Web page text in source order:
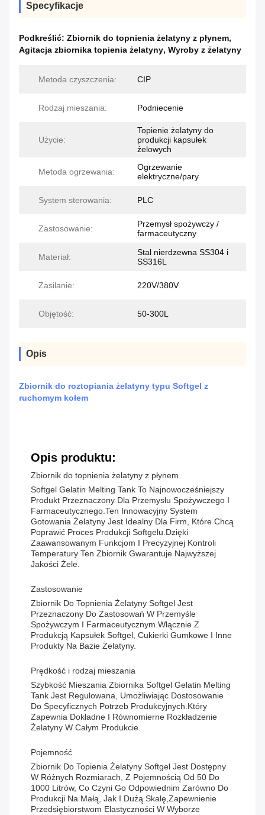
Specyfikacje
Podkreślić: Zbiornik do topnienia żelatyny z płynem,
Agitacja zbiornika topienia żelatyny, Wyroby z żelatyny
Metoda czyszczenia: CIP
Rodzaj mieszania: Podniecenie
Użycie:
Topienie żelatyny do
produkcji kapsułek
żelowych
Metoda ogrzewania:
Ogrzewanie
elektryczne/pary
System sterowania: PLC
Zastosowanie:
Przemysł spożywczy /
farmaceutyczny
Materiał:
Stal nierdzewna SS304 i
SS316L
Zasilanie: 220V/380V
Objętość: 50-300L
Opis
Zbiornik do roztopiania żelatyny typu Softgel z
ruchomym kołem
Opis produktu:
Zbiornik do topnienia żelatyny z płynem
Softgel Gelatin Melting Tank To Najnowocześniejszy
Produkt Przeznaczony Dla Przemysłu Spożywczego I
Farmaceutycznego.Ten Innowacyjny System
Gotowania Żelatyny Jest Idealny Dla Firm, Które Chcą
Poprawić Proces Produkcji Softgelu.Dzięki
Zaawansowanym Funkcjom I Precyzyjnej Kontroli
Temperatury Ten Zbiornik Gwarantuje Najwyższej
Jakości Żele.
Zastosowanie
Zbiornik Do Topnienia Żelatyny Softgel Jest
Przeznaczony Do Zastosowań W Przemyśle
Spożywczym I Farmaceutycznym.włącznie Z
Produkcją Kapsułek Softgel, Cukierki Gumkowe I Inne
Produkty Na Bazie Żelatyny.
Prędkość i rodzaj mieszania
Szybkość Mieszania Zbiornika Softgel Gelatin Melting
Tank Jest Regulowana, Umożliwiając Dostosowanie
Do Specyficznych Potrzeb Produkcyjnych.który
Zapewnia Dokładne I Równomierne Rozkładzenie
Żelatyny W Całym Produkcie.
Pojemność
Zbiornik Do Topienia Żelatyny Softgel Jest Dostępny
W Różnych Rozmiarach, Z Pojemnością Od 50 Do
1000 Litrów, Co Czyni Go Odpowiednim Zarówno Do
Produkcji Na Małą, Jak I Dużą Skalę,zapewnienie
Przedsiębiorstwom Elastyczności W Wyborze